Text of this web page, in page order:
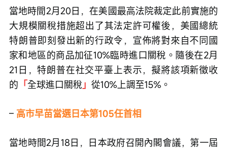
當地時間2月20日，在美國最高法院裁定此前實施的
大規模關稅措施超出了其法定許可權後，美國總統
特朗普即刻發出新的行政令，宣佈將對來自不同國
家和地區的商品加征10%臨時進口關稅。隨後在2月
21日，特朗普在社交平臺上表示，擬將該項新徵收
的 「全球進口關稅 」 從10%上調至15%。
– 高市早苗當選日本第105任首相
當地時間2月18日，日本政府召開內閣會議，第一屆